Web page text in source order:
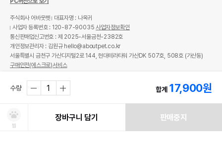
수량 합계 17,900원
찜
장바구니 담기 판매중지
주식회사 어바웃펫
대표자명 : 나옥귀
사업자 등록번호 : 120-87-90035사업자정보확인
통신판매업신고번호 : 제 2025-서울금천-2382호
개인정보관리자 : 김원규 hello@aboutpet.co.kr
서울특별시 금천구 가산디지털2로 144, 현대테라타워 가산DK 507호, 508호 (가산동)
구매안전(에스크로)서비스